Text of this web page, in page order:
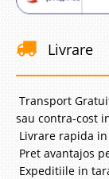
Livrare
Transport
sau contra-cost
Livrare rapida in
Pret avantajos
Expeditiile in